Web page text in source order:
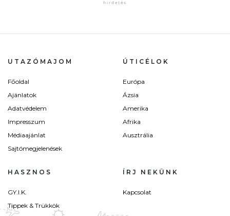
UTAZÓMAJOM
Főoldal
Ajánlatok
Adatvédelem
Impresszum
Médiaajánlat
Sajtómegjelenések
ÚTICÉLOK
Európa
Ázsia
Amerika
Afrika
Ausztrália
HASZNOS
GY.I.K.
Tippek & Trükkök
ÍRJ NEKÜNK
Kapcsolat